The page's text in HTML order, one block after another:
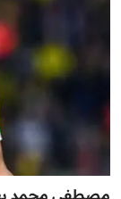
مصطفى محمد